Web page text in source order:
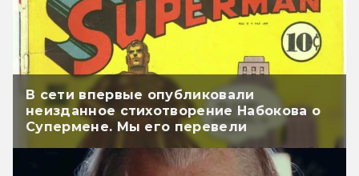
В сети впервые опубликовали
неизданное стихотворение Набокова о
Супермене. Мы его перевели